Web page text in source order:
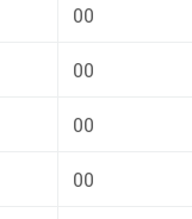
00
00
00
00